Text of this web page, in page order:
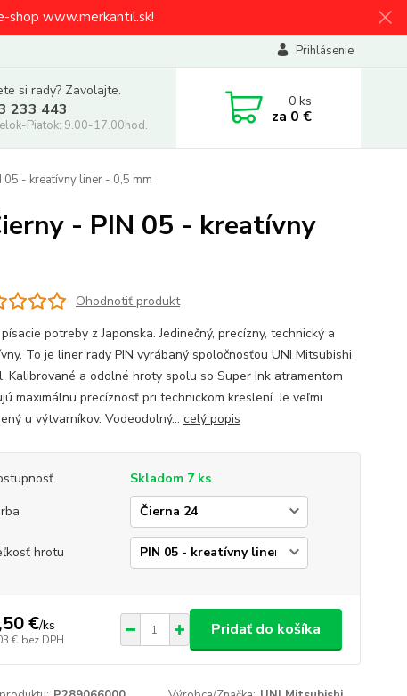
shop www.merkantil.sk!
Prihlásenie
si rady? Zavolajte.
233 443
Piatok: 9.00-17.00hod.
0ks
za 0 €
05 - kreatívny liner - 0,5 mm
- PIN 05 - kreatívny
Ohodnotiť produkt
potreby z Japonska. Jedinečný, precízny, technický a
To je liner rady PIN vyrábaný spoločnosťou UNI Mitsubishi
Kalibrované a odolné hroty spolu so Super Ink atramentom
maximálnu precíznosť pri technickom kreslení. Je veľmi
u výtvarníkov. Vodeodolný... celý popis
Skladom 7 ks
hrotu
€/ks
€ bez DPH
Pridať do košíka